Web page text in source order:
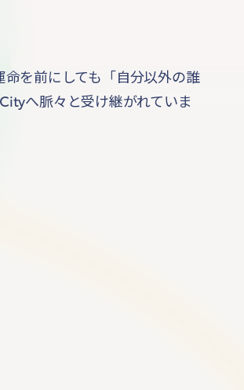
を前にしても「自分以外の誰
へ脈々と受け継がれていま